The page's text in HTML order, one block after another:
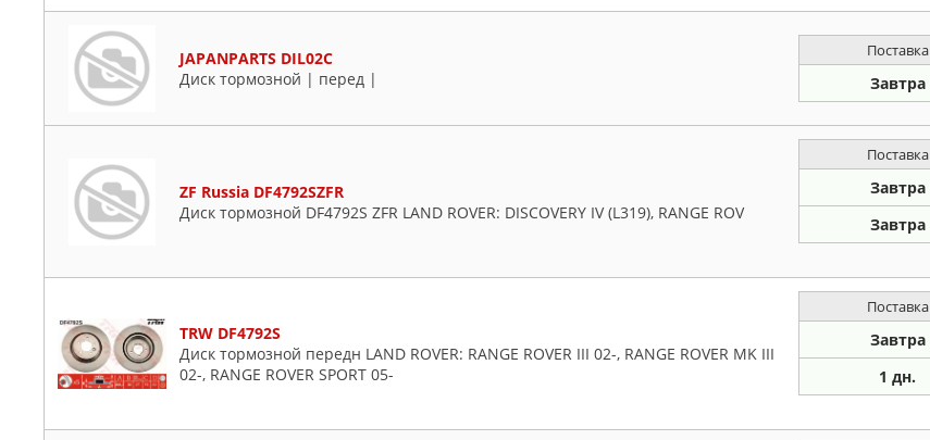
JAPANPARTS DIL02C
Диск тормозной | перед |
Поставка
Завтра
ZF Russia DF4792SZFR
Диск тормозной DF4792S ZFR LAND ROVER: DISCOVERY IV (L319), RANGE ROV
Поставка
Завтра
Завтра
TRW DF4792S
Диск тормозной передн LAND ROVER: RANGE ROVER III 02-, RANGE ROVER MK III
02-, RANGE ROVER SPORT 05-
Поставка
Завтра
1 дн.